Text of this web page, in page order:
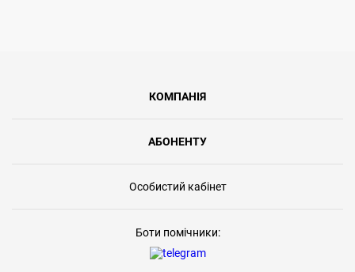
КОМПАНІЯ
АБОНЕНТУ
Особистий кабінет
Боти помічники: